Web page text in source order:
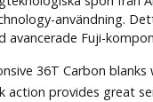
användning.
Fuji-
36T Carbon
action provides great